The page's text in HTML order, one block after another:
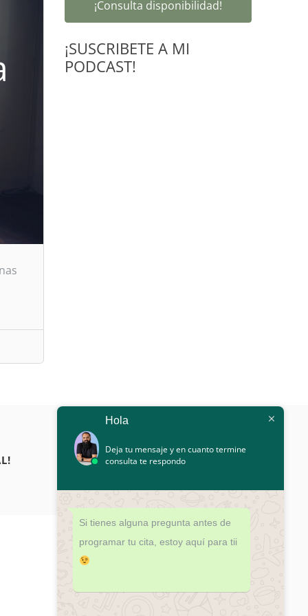
¡Consulta disponibilidad!
¡SUSCRIBETE A MI
PODCAST!
Hola
Deja tu mensaje y en cuanto termine
consulta te respondo
Si tienes alguna pregunta antes de
programar tu cita, estoy aquí para tii